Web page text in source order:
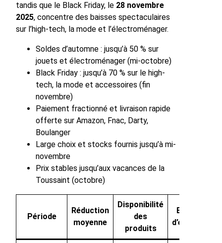
tandis que le Black Friday, le 28 novembre
2025, concentre des baisses spectaculaires
sur l’high-tech, la mode et l’électroménager.
Soldes d’automne : jusqu’à 50 % sur
jouets et électroménager (mi-octobre)
Black Friday : jusqu’à 70 % sur le high-
tech, la mode et accessoires (fin
novembre)
Paiement fractionné et livraison rapide
offerte sur Amazon, Fnac, Darty,
Boulanger
Large choix et stocks fournis jusqu’à mi-
novembre
Prix stables jusqu’aux vacances de la
Toussaint (octobre)
Période
Réduction
moyenne
Disponibilité
des
produits
Exemples
d’enseignes